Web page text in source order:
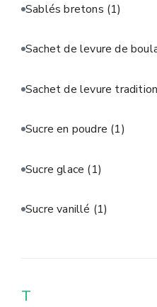
Sablés bretons (1)
Sachet de levure de
Sachet de levure
Sucre en poudre (1)
Sucre glace (1)
Sucre vanillé (1)
T